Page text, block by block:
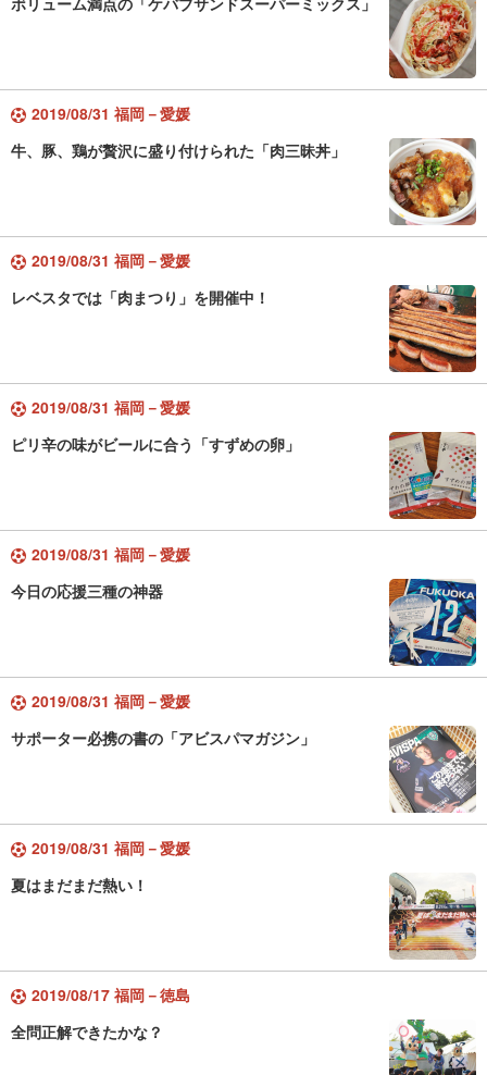
2019/08/31 福岡－愛媛
牛、豚、鶏が贅沢に盛り付けられた「肉三昧丼」
2019/08/31 福岡－愛媛
レベスタでは「肉まつり」を開催中！
2019/08/31 福岡－愛媛
ピリ辛の味がビールに合う「すずめの卵」
2019/08/31 福岡－愛媛
今日の応援三種の神器
2019/08/31 福岡－愛媛
サポーター必携の書の「アビスパマガジン」
2019/08/31 福岡－愛媛
夏はまだまだ熱い！
2019/08/17 福岡－徳島
全問正解できたかな？